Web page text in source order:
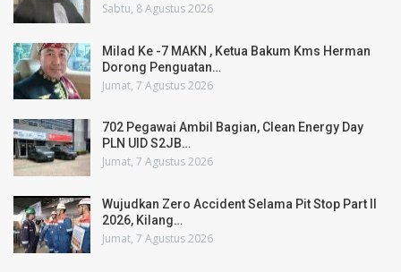
Sabtu, 8 Agustus 2026
Milad Ke -7 MAKN , Ketua Bakum Kms Herman
Dorong Penguatan…
Jumat, 7 Agustus 2026
702 Pegawai Ambil Bagian, Clean Energy Day
PLN UID S2JB…
Jumat, 7 Agustus 2026
Wujudkan Zero Accident Selama Pit Stop Part II
2026, Kilang…
Jumat, 7 Agustus 2026